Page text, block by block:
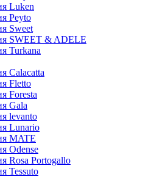
Luken
Peyto
Sweet
SWEET & ADELE
Turkana
Calacatta
Fletto
Foresta
Gala
levanto
Lunario
MATE
Odense
Rosa Portogallo
Tessuto